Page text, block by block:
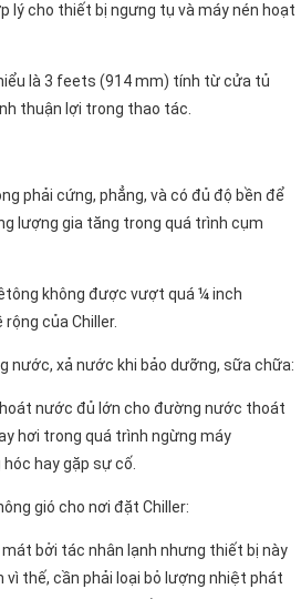
lý cho thiết bị ngưng tụ và máy nén hoạt
là 3 feets (914 mm) tính từ cửa tủ
thuận lợi trong thao tác.
phải cứng, phẳng, và có đủ độ bền để
lượng gia tăng trong quá trình cụm
không được vượt quá ¼ inch
của Chiller.
nước, xả nước khi bảo dưỡng, sữa chữa:
nước đủ lớn cho đường nước thoát
hơi trong quá trình ngừng máy
hóc hay gặp sự cố.
gió cho nơi đặt Chiller:
bởi tác nhân lạnh nhưng thiết bị này
vì thế, cần phải loại bỏ lượng nhiệt phát